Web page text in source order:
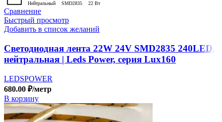
Нейтральный SMD2835 22 Вт
Сравнение
Быстрый просмотр
Добавить в список желаний
Светодиодная лента 22W 24V SMD2835 240LED,
нейтральная | Leds Power, серия Lux160
LEDSPOWER
680.00 ₽/метр
В корзину